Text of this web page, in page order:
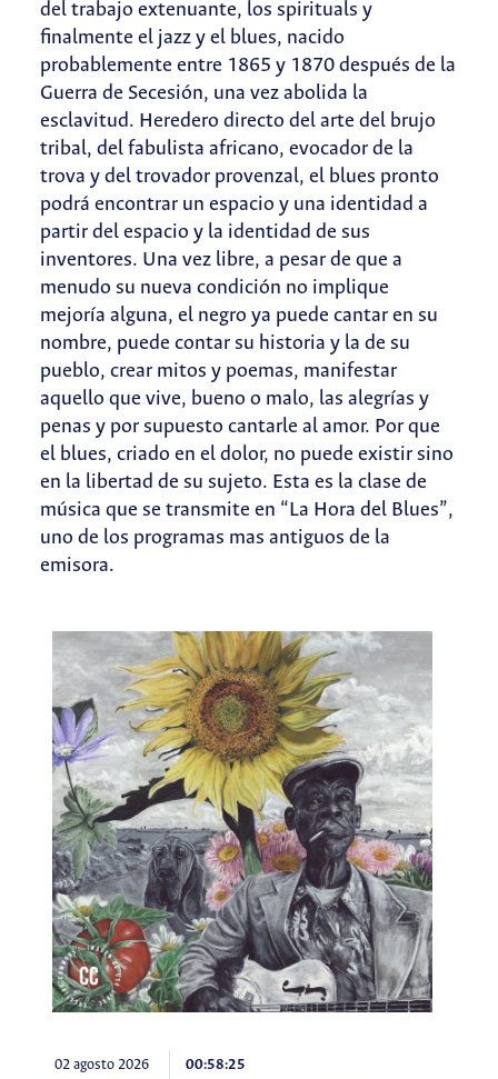
del trabajo extenuante, los spirituals y
finalmente el jazz y el blues, nacido
probablemente entre 1865 y 1870 después de la
Guerra de Secesión, una vez abolida la
esclavitud. Heredero directo del arte del brujo
tribal, del fabulista africano, evocador de la
trova y del trovador provenzal, el blues pronto
podrá encontrar un espacio y una identidad a
partir del espacio y la identidad de sus
inventores. Una vez libre, a pesar de que a
menudo su nueva condición no implique
mejoría alguna, el negro ya puede cantar en su
nombre, puede contar su historia y la de su
pueblo, crear mitos y poemas, manifestar
aquello que vive, bueno o malo, las alegrías y
penas y por supuesto cantarle al amor. Por que
el blues, criado en el dolor, no puede existir sino
en la libertad de su sujeto. Esta es la clase de
música que se transmite en “La Hora del Blues”,
uno de los programas mas antiguos de la
emisora.
02 agosto 2026 00:58:25